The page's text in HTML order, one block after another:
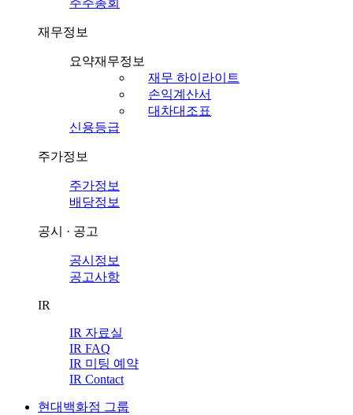
주주총회
재무정보
요약재무정보
재무 하이라이트
손익계산서
대차대조표
신용등급
주가정보
주가정보
배당정보
공시 · 공고
공시정보
공고사항
IR
IR 자료실
IR FAQ
IR 미팅 예약
IR Contact
현대백화점 그룹